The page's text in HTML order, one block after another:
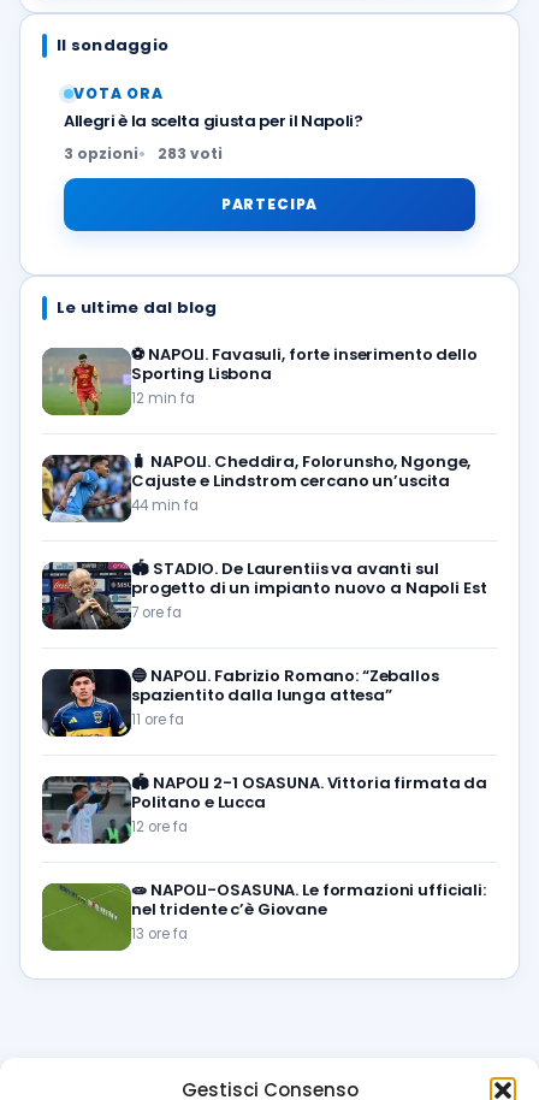
Gestisci Consenso
Il sondaggio
VOTA ORA
Allegri è la scelta giusta per il Napoli?
3 opzioni 283 voti
PARTECIPA
Le ultime dal blog
⚽️ NAPOLI. Favasuli, forte inserimento dello
Sporting Lisbona
12 min fa
🧳 NAPOLI. Cheddira, Folorunsho, Ngonge,
Cajuste e Lindstrom cercano un’uscita
44 min fa
🏟️ STADIO. De Laurentiis va avanti sul
progetto di un impianto nuovo a Napoli Est
7 ore fa
🔵 NAPOLI. Fabrizio Romano: “Zeballos
spazientito dalla lunga attesa”
11 ore fa
🏟️ NAPOLI 2-1 OSASUNA. Vittoria firmata da
Politano e Lucca
12 ore fa
🧫 NAPOLI-OSASUNA. Le formazioni ufficiali:
nel tridente c’è Giovane
13 ore fa